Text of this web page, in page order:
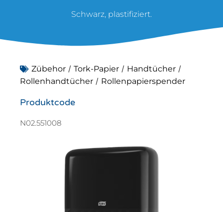
Schwarz, plastifiziert.
Zübehor / Tork-Papier / Handtücher /
Rollenhandtücher / Rollenpapierspender
Produktcode
N02.551008